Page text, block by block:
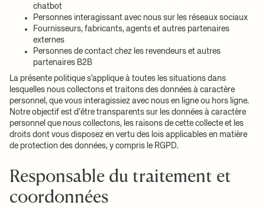
chatbot
Personnes interagissant avec nous sur les réseaux sociaux
Fournisseurs, fabricants, agents et autres partenaires
externes
Personnes de contact chez les revendeurs et autres
partenaires B2B
La présente politique s’applique à toutes les situations dans
lesquelles nous collectons et traitons des données à caractère
personnel, que vous interagissiez avec nous en ligne ou hors ligne.
Notre objectif est d’être transparents sur les données à caractère
personnel que nous collectons, les raisons de cette collecte et les
droits dont vous disposez en vertu des lois applicables en matière
de protection des données, y compris le RGPD.
Responsable du traitement et
coordonnées